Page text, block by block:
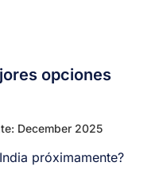
opciones
December 2025
próximamente?